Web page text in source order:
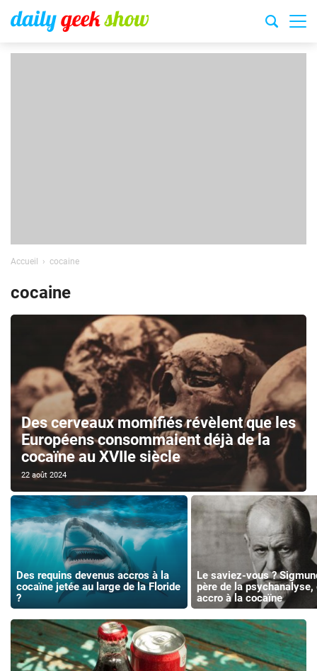
Accueil cocaine
cocaine
Des cerveaux momifiés révèlent que les
Européens consommaient déjà de la
cocaïne au XVIIe siècle
22 août 2024
Des requins devenus accros à la
cocaïne jetée au large de la Floride
?
Le saviez-vous ?
père de la psychanalyse,
accro à la cocaïne